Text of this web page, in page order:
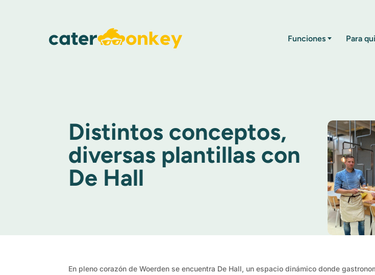
Funciones Para
Distintos conceptos,
diversas plantillas con
De Hall
En pleno corazón de Woerden se encuentra De Hall, un espacio dinámico donde